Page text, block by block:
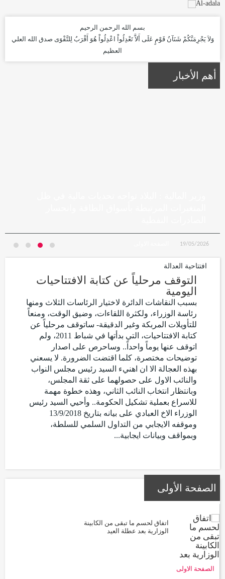
بسم الله الرحمن الرحيم
وَلاَ يَجْرِمَنَّكُمْ شَنَآنُ قَوْمٍ عَلَى أَلاَّ تَعْدِلُواْ اعْدِلُواْ هُوَ أَقْرَبُ لِلتَّقْوَى صدق الله العلي
العظيم
19/05/2026
أهم الأخبار
افتتاحية العدالة
التوقف مرحلياً عن كتابة الافتتاحيات
اليومية
بسبب النقاشات الدائرة لاختيار الرئاسات الثلاث ومنها
رئاسة الوزراء، ولكثرة اللقاءات، وضيق الوقت، ومنعاً
للتأويلات المربكة وغير الدقيقة- ساتوقف مرحلياً عن
كتابة الافتتاحيات، التي بدأتها في شباط 2011، ولم
اتوقف عنها يوماً واحداً.. وساحرص على اصدار
توضيحات مختصرة، كلما اقتضت الضرورة. لا يسعني
بهذه العجالة الا ان اهنيء السيد رئيس مجلس النواب
والنائب الاول على حصولهما على ثقة المجلس،
وبانتظار انتخاب النائب الثاني، وهذه خطوة مهمة
للاسراع بعملية تشكيل الحكومة.. وأحيي السيد رئيس
الوزراء الاخ العبادي على بيانه بتاريخ 13/9/2018
وموقفه الايجابي من التداول السلمي للسلطة،
وبمواقف وبيانات ايجابية...
الصفحة الأولى
اتفاق لحسم ما تبقى من الكابينة
الوزارية بعد عطلة العيد
الصفحة الاولى